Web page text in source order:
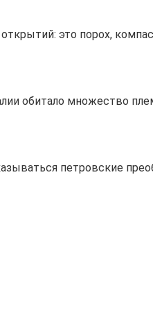
это порох,
обитало множество
петровские